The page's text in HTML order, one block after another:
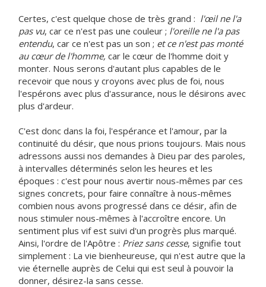
Certes, c'est quelque chose de très grand : l'œil ne l'a
pas vu, car ce n'est pas une couleur ; l'oreille ne l'a pas
entendu, car ce n'est pas un son ; et ce n'est pas monté
au cœur de l'homme, car le cœur de l'homme doit y
monter. Nous serons d'autant plus capables de le
recevoir que nous y croyons avec plus de foi, nous
l'espérons avec plus d'assurance, nous le désirons avec
plus d'ardeur.
C'est donc dans la foi, l'espérance et l'amour, par la
continuité du désir, que nous prions toujours. Mais nous
adressons aussi nos demandes à Dieu par des paroles,
à intervalles déterminés selon les heures et les
époques : c'est pour nous avertir nous-mêmes par ces
signes concrets, pour faire connaître à nous-mêmes
combien nous avons progressé dans ce désir, afin de
nous stimuler nous-mêmes à l'accroître encore. Un
sentiment plus vif est suivi d'un progrès plus marqué.
Ainsi, l'ordre de l'Apôtre : Priez sans cesse, signifie tout
simplement : La vie bienheureuse, qui n'est autre que la
vie éternelle auprès de Celui qui est seul à pouvoir la
donner, désirez-la sans cesse.